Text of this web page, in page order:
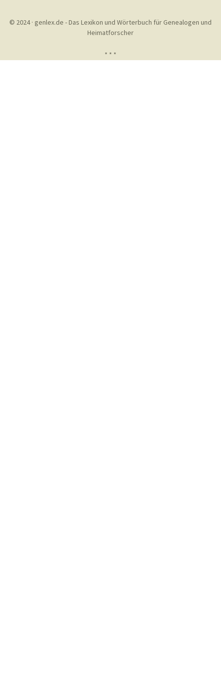
© 2024 · genlex.de - Das Lexikon und Wörterbuch für Genealogen und
Heimatforscher
* * *